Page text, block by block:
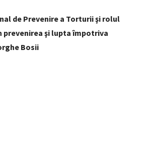
de Prevenire a Torturii şi rolul
prevenirea şi lupta împotriva
Bosii